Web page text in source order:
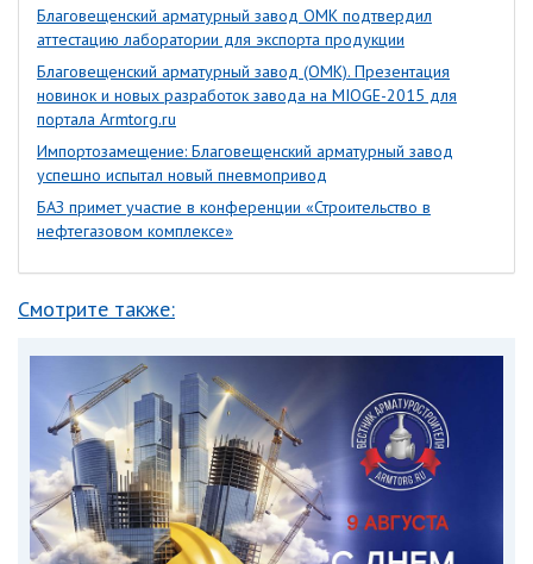
Благовещенский арматурный завод ОМК подтвердил
аттестацию лаборатории для экспорта продукции
Благовещенский арматурный завод (ОМК). Презентация
новинок и новых разработок завода на MIOGE-2015 для
портала Armtorg.ru
Импортозамещение: Благовещенский арматурный завод
успешно испытал новый пневмопривод
БАЗ примет участие в конференции «Строительство в
нефтегазовом комплексе»
Смотрите также: